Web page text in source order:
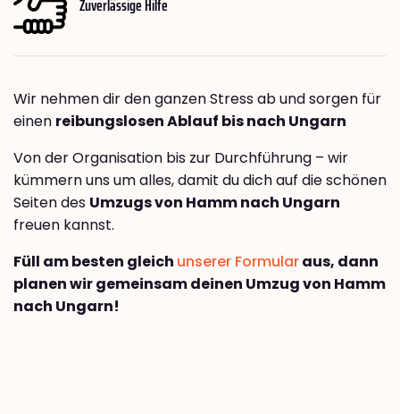
Zuverlässige Hilfe
Wir nehmen dir den ganzen Stress ab und sorgen für
einen reibungslosen Ablauf bis nach Ungarn
Von der Organisation bis zur Durchführung – wir
kümmern uns um alles, damit du dich auf die schönen
Seiten des Umzugs von Hamm nach Ungarn
freuen kannst.
Füll am besten gleich unserer Formularaus, dann
planen wir gemeinsam deinen Umzug von Hamm
nach Ungarn!